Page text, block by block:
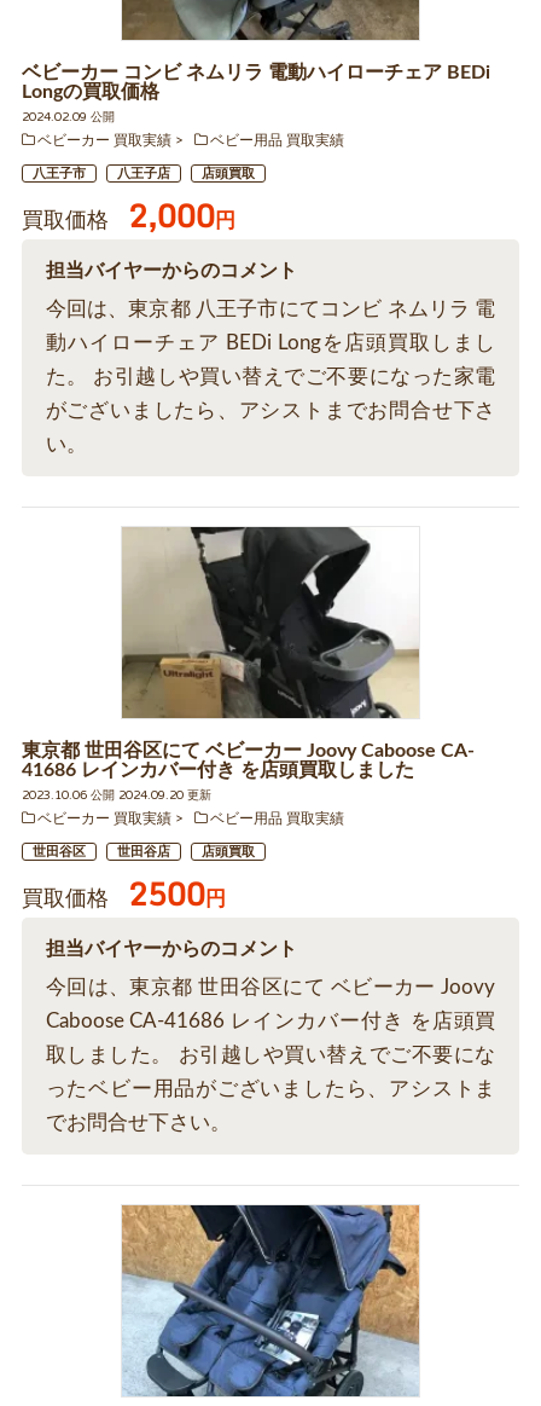
ベビーカー コンビ ネムリラ 電動ハイローチェア BEDi
Longの買取価格
2024.02.09 公開
ベビーカー 買取実績
ベビー用品 買取実績
八王子市 八王子店 店頭買取
買取価格 2,000円
担当バイヤーからのコメント
今回は、東京都 八王子市にてコンビ ネムリラ 電
動ハイローチェア BEDi Longを店頭買取しまし
た。 お引越しや買い替えでご不要になった家電
がございましたら、アシストまでお問合せ下さ
い。
東京都 世田谷区にて ベビーカー Joovy Caboose CA-
41686 レインカバー付き を店頭買取しました
2023.10.06 公開 2024.09.20 更新
ベビーカー 買取実績
ベビー用品 買取実績
世田谷区 世田谷店 店頭買取
買取価格 2500円
担当バイヤーからのコメント
今回は、東京都 世田谷区にて ベビーカー Joovy
Caboose CA-41686 レインカバー付き を店頭買
取しました。 お引越しや買い替えでご不要にな
ったベビー用品がございましたら、アシストま
でお問合せ下さい。